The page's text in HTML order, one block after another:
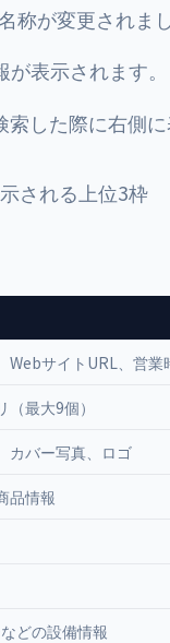
が変更されまし
表示されます。
索した際に右側
される上位3枠
WebサイトURL、営業
最大9個）
カバー写真、ロゴ
品情報
どの設備情報